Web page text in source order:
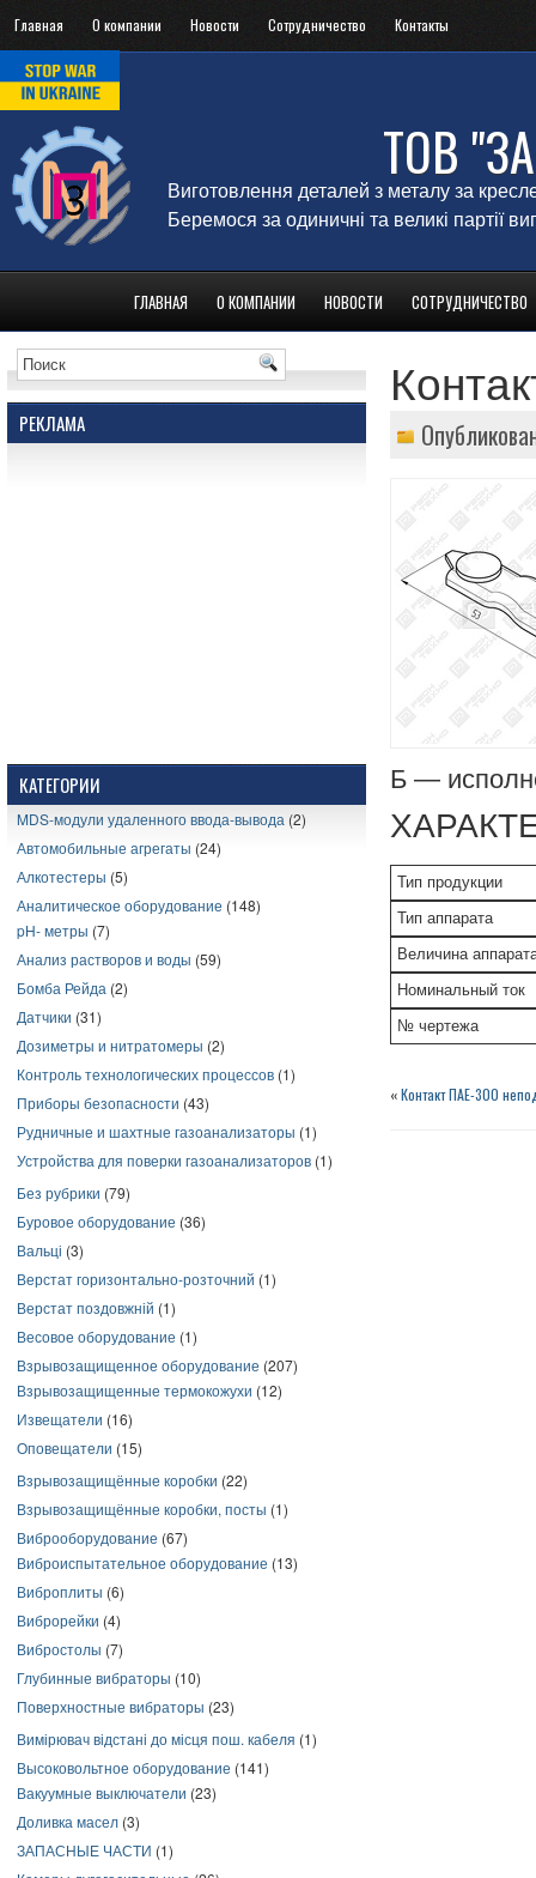
Главная О компании Новости Сотрудничество Контакты
ТОВ
Виготовлення деталей з металу за
Беремося за одиничні та великі партії
ГЛАВНАЯ О КОМПАНИИ НОВОСТИ СОТРУДНИЧЕСТВО
РЕКЛАМА
КАТЕГОРИИ
MDS-модули удаленного ввода-вывода (2)
Автомобильные агрегаты (24)
Алкотестеры (5)
Аналитическое оборудование (148)
pH- метры (7)
Анализ растворов и воды (59)
Бомба Рейда (2)
Датчики (31)
Дозиметры и нитратомеры (2)
Контроль технологических процессов (1)
Приборы безопасности (43)
Рудничные и шахтные газоанализаторы (1)
Устройства для поверки газоанализаторов (1)
Без рубрики (79)
Буровое оборудование (36)
Вальці (3)
Верстат горизонтально-розточний (1)
Верстат поздовжній (1)
Весовое оборудование (1)
Взрывозащищенное оборудование (207)
Взрывозащищенные термокожухи (12)
Извещатели (16)
Оповещатели (15)
Взрывозащищённые коробки (22)
Взрывозащищённые коробки, посты (1)
Виброоборудование (67)
Виброиспытательное оборудование (13)
Виброплиты (6)
Виброрейки (4)
Вибростолы (7)
Глубинные вибраторы (10)
Поверхностные вибраторы (23)
Вимірювач відстані до місця пош. кабеля (1)
Высоковольтное оборудование (141)
Вакуумные выключатели (23)
Доливка масел (3)
ЗАПАСНЫЕ ЧАСТИ (1)
Б —
Тип продукции
Тип аппарата
Величина
Номинальный ток
№ чертежа
«Контакт ПАЕ-300